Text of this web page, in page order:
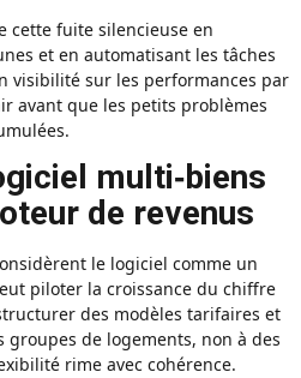
cette fuite silencieuse en
et en automatisant les tâches
visibilité sur les performances par
avant que les petits problèmes
multi‑biens
de revenus
le logiciel comme un
piloter la croissance du chiffre
des modèles tarifaires et
groupes de logements, non à des
rime avec cohérence.